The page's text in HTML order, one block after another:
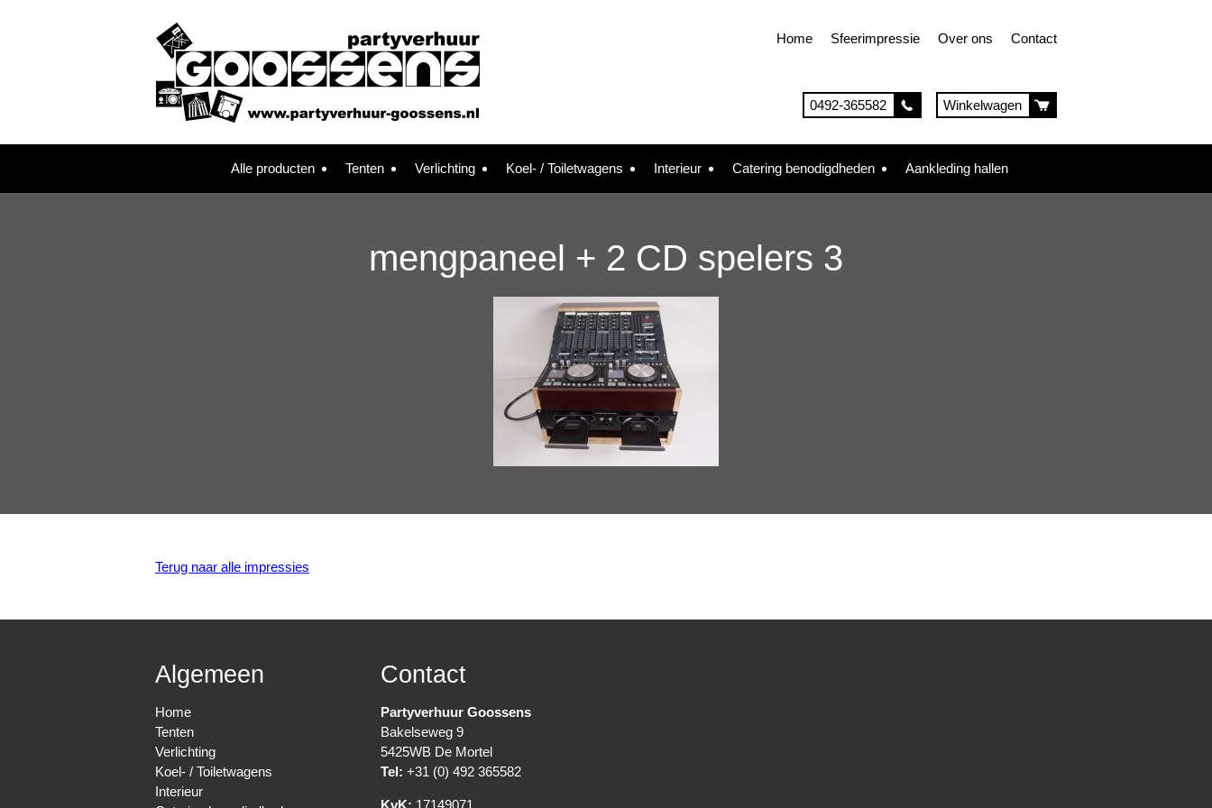
Home Sfeerimpressie Over ons Contact
0492-365582 Winkelwagen
Alle producten Tenten Verlichting Koel- / Toiletwagens Interieur Catering benodigdheden Aankleding hallen
mengpaneel + 2 CD spelers 3
Terug naar alle impressies
Algemeen
Home
Tenten
Verlichting
Koel- / Toiletwagens
Interieur
Contact
Partyverhuur Goossens
Bakelseweg 9
5425WB De Mortel
Tel: +31 (0) 492 365582
KvK: 17149071